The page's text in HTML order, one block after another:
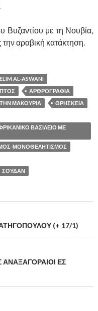
Βυζαντίου με τη Νουβία,
την αραβική κατάκτηση.
AL-ASWANI
ΑΡΘΡΟΓΡΑΦΙΑ
ΜΑΚΟΥΡΙΑ
ΘΡΗΣΚΕΙΑ
ΒΑΣΙΛΕΙΟ ΜΕ
ΜΟΝΟΘΕΛΗΤΙΣΜΟΣ
ΣΟΥΔΑΝ
(+ 17/1)
ΑΝΑΞΑΓΟΡΑΙΟΙ ΕΣ